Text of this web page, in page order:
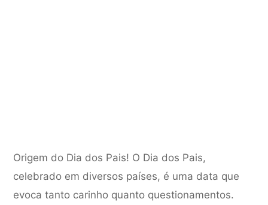
Origem do Dia dos Pais! O Dia dos Pais,
celebrado em diversos países, é uma data que
evoca tanto carinho quanto questionamentos.